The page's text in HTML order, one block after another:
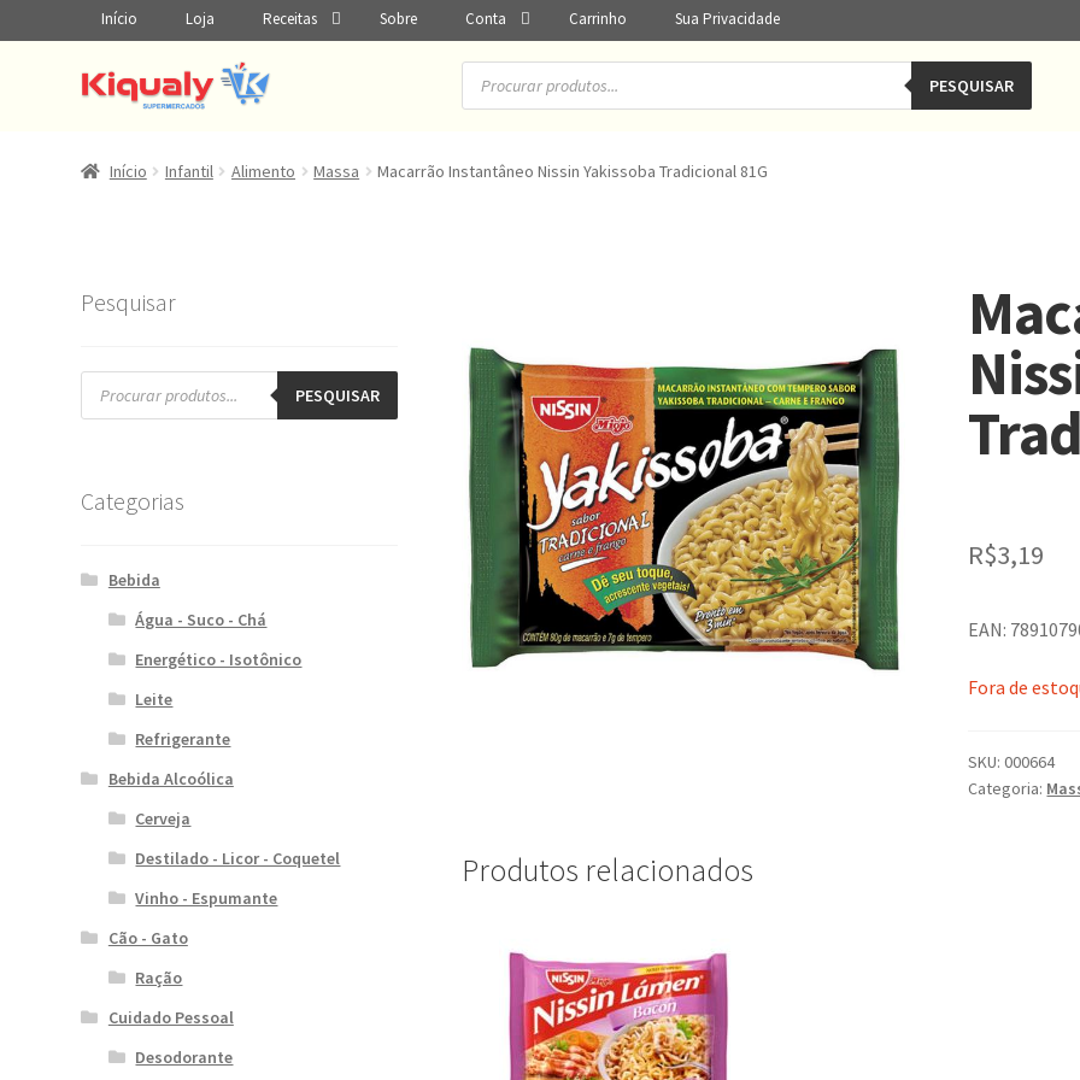
Início Loja Receitas Sobre Conta Carrinho Sua Privacidade
Pesquisar
produtos PESQUISAR
Início Infantil Alimento Massa Macarrão Instantâneo Nissin Yakissoba Tradicional 81G
R$3,19
EAN:
Fora de
SKU:000664
Categoria:
Produtos relacionados
Pesquisar
Pesquisar
produtos PESQUISAR
Categorias
Bebida
Água - Suco - Chá
Energético - Isotônico
Leite
Refrigerante
Bebida Alcoólica
Cerveja
Destilado - Licor - Coquetel
Vinho - Espumante
Cão - Gato
Ração
Cuidado Pessoal
Desodorante